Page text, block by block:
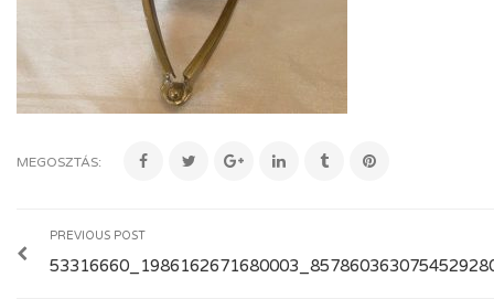
MEGOSZTÁS:
PREVIOUS POST